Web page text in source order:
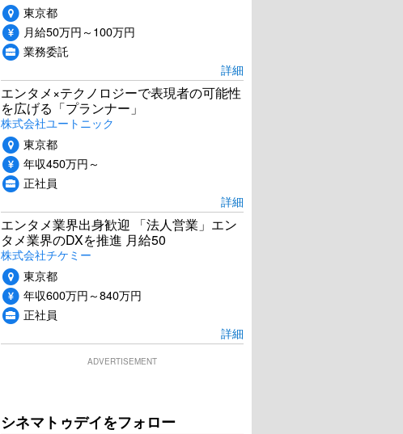
ヒットマン
東京都
月給50万円～100万円
業務委託
詳細
エンタメ×テクノロジーで表現者の可能性
を広げる「プランナー」
株式会社ユートニック
東京都
年収450万円～
正社員
詳細
エンタメ業界出身歓迎 「法人営業」エン
タメ業界のDXを推進 月給50
株式会社チケミー
東京都
年収600万円～840万円
正社員
詳細
ADVERTISEMENT
シネマトゥデイをフォロー